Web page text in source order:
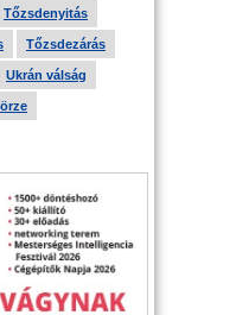
Tőzsdenyitás
Tőzsdezárás
Ukrán válság